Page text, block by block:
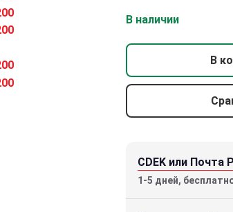
В наличии
В
CDEK или Почта
1-5 дней,